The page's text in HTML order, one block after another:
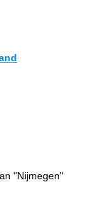
"Nijmegen"